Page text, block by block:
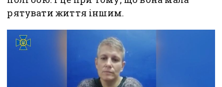
рятувати життя іншим.